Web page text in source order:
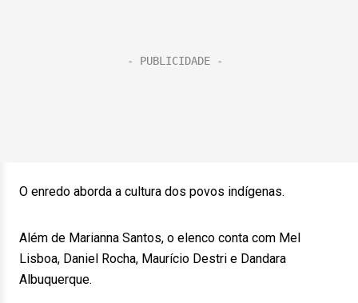
O enredo aborda a cultura dos povos indígenas.
Além de Marianna Santos, o elenco conta com Mel
Lisboa, Daniel Rocha, Maurício Destri e Dandara
Albuquerque.